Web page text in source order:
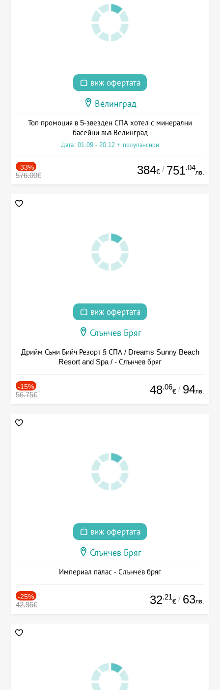
виж офертата
Велинград
Топ промоция в 5-звезден СПА хотел с минерални
басейни във Велинград
Дата: 01.09 - 20.12 + полупансион
-33%
576.00€ 384€ / 751.04
лв.
виж офертата
Слънчев Бряг
Дрийм Съни Бийч Резорт § СПА / Dreams Sunny Beach
Resort and Spa / - Слънчев бряг
-15%
56.75€ 48.06
€ / 94лв.
виж офертата
Слънчев Бряг
Империал палас - Слънчев бряг
-25%
42.95€ 32.21
€ / 63лв.